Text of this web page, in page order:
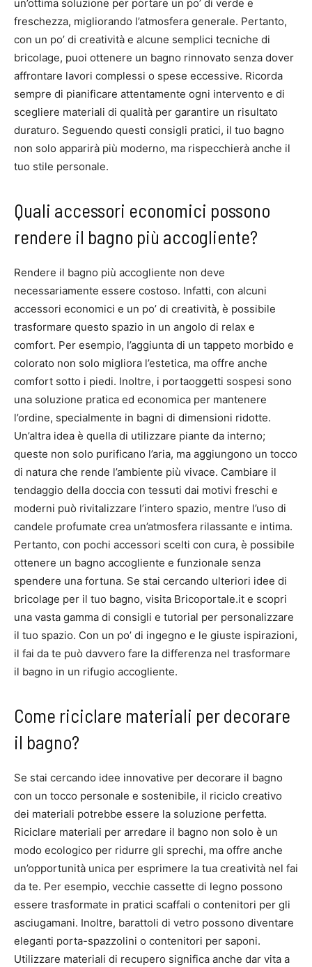
un’ottima soluzione per portare un po’ di verde e
freschezza, migliorando l’atmosfera generale. Pertanto,
con un po’ di creatività e alcune semplici tecniche di
bricolage, puoi ottenere un bagno rinnovato senza dover
affrontare lavori complessi o spese eccessive. Ricorda
sempre di pianificare attentamente ogni intervento e di
scegliere materiali di qualità per garantire un risultato
duraturo. Seguendo questi consigli pratici, il tuo bagno
non solo apparirà più moderno, ma rispecchierà anche il
tuo stile personale.
Quali accessori economici possono
rendere il bagno più accogliente?
Rendere il bagno più accogliente non deve
necessariamente essere costoso. Infatti, con alcuni
accessori economici e un po’ di creatività, è possibile
trasformare questo spazio in un angolo di relax e
comfort. Per esempio, l’aggiunta di un tappeto morbido e
colorato non solo migliora l’estetica, ma offre anche
comfort sotto i piedi. Inoltre, i portaoggetti sospesi sono
una soluzione pratica ed economica per mantenere
l’ordine, specialmente in bagni di dimensioni ridotte.
Un’altra idea è quella di utilizzare piante da interno;
queste non solo purificano l’aria, ma aggiungono un tocco
di natura che rende l’ambiente più vivace. Cambiare il
tendaggio della doccia con tessuti dai motivi freschi e
moderni può rivitalizzare l’intero spazio, mentre l’uso di
candele profumate crea un’atmosfera rilassante e intima.
Pertanto, con pochi accessori scelti con cura, è possibile
ottenere un bagno accogliente e funzionale senza
spendere una fortuna. Se stai cercando ulteriori idee di
bricolage per il tuo bagno, visita Bricoportale.it e scopri
una vasta gamma di consigli e tutorial per personalizzare
il tuo spazio. Con un po’ di ingegno e le giuste ispirazioni,
il fai da te può davvero fare la differenza nel trasformare
il bagno in un rifugio accogliente.
Come riciclare materiali per decorare
il bagno?
Se stai cercando idee innovative per decorare il bagno
con un tocco personale e sostenibile, il riciclo creativo
dei materiali potrebbe essere la soluzione perfetta.
Riciclare materiali per arredare il bagno non solo è un
modo ecologico per ridurre gli sprechi, ma offre anche
un’opportunità unica per esprimere la tua creatività nel fai
da te. Per esempio, vecchie cassette di legno possono
essere trasformate in pratici scaffali o contenitori per gli
asciugamani. Inoltre, barattoli di vetro possono diventare
eleganti porta-spazzolini o contenitori per saponi.
Utilizzare materiali di recupero significa anche dar vita a